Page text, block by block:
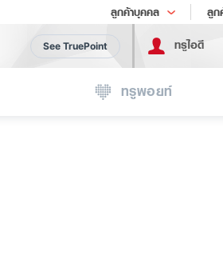
ลูกค้าบุคคล ลูก
เท
See TruePoint ทรูไอดี
ทรูพอยท์